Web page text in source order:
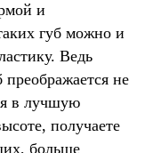
и
губ можно и
Ведь
не
в лучшую
получаете
больше